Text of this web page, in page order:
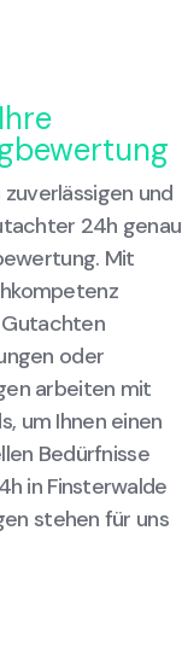
und
24h genau
Mit
oder
arbeiten mit
um Ihnen einen
Bedürfnisse
in Finsterwalde
stehen für uns